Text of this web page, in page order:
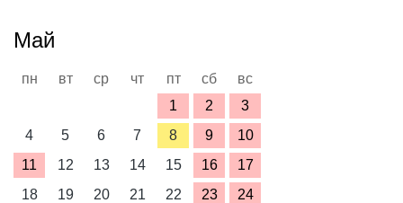
Май
пн вт ср чт пт сб
вс
1
2
3
4
5 6 7 8 9
10
11
12 13 14 15 16
17
18
19 20 21 22 23
24